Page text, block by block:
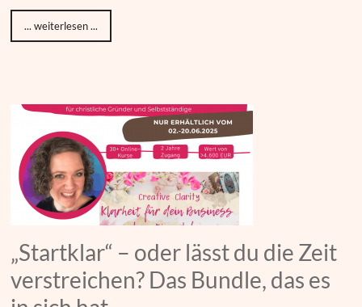
... weiterlesen ...
„Startklar“ – oder lässt du die Zeit
verstreichen? Das Bundle, das es